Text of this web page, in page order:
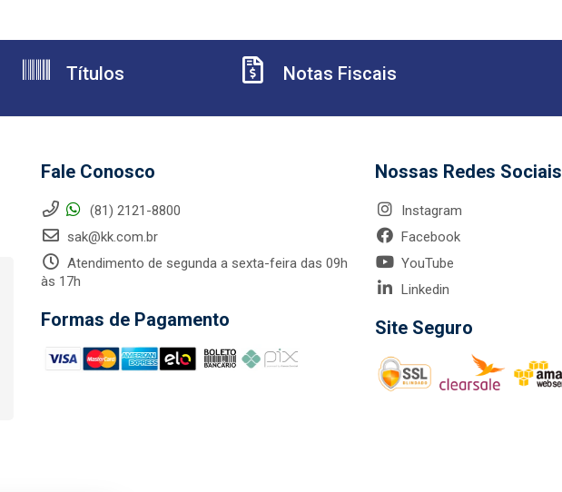
Títulos Notas Fiscais
Fale Conosco
(81) 2121-8800
sak@kk.com.br
Atendimento de segunda a sexta-feira das 09h
às 17h
Formas de Pagamento
Nossas Redes Sociais
Instagram
Facebook
YouTube
Linkedin
Site Seguro